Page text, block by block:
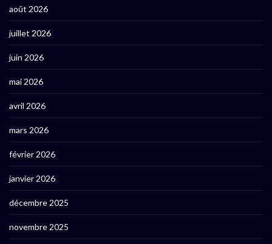
août 2026
juillet 2026
juin 2026
mai 2026
avril 2026
mars 2026
février 2026
janvier 2026
décembre 2025
novembre 2025